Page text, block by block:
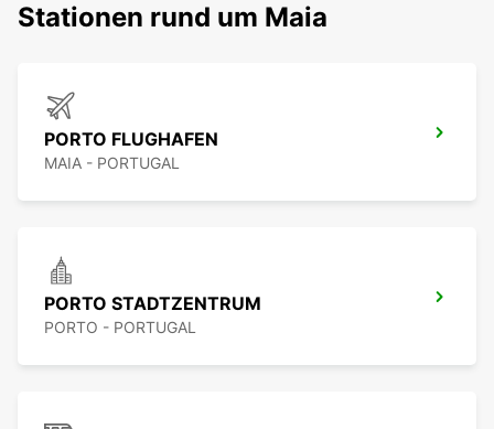
Stationen rund um Maia
PORTO FLUGHAFEN
MAIA - PORTUGAL
PORTO STADTZENTRUM
PORTO - PORTUGAL